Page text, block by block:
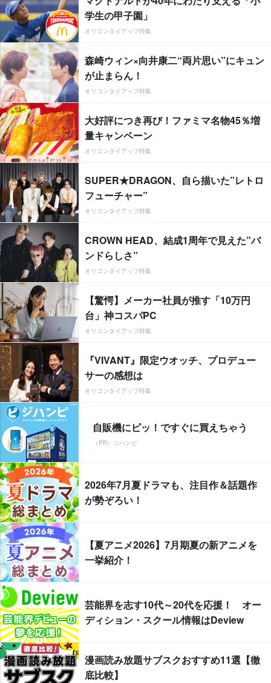
学生の甲子園」
オリコンタイアップ特集
森崎ウィン×向井康二“両片思い”にキュン
が止まらん！
オリコンタイアップ特集
大好評につき再び！ファミマ名物45％増
量キャンペーン
オリコンタイアップ特集
SUPER★DRAGON、自ら描いた”レトロ
フューチャー”
オリコンタイアップ特集
CROWN HEAD、結成1周年で見えた”バ
ンドらしさ”
オリコンタイアップ特集
【驚愕】メーカー社員が推す「10万円
台」神コスパPC
オリコンタイアップ特集
『VIVANT』限定ウオッチ、プロデュー
サーの感想は
オリコンタイアップ特集
自販機にピッ！ですぐに買えちゃう
（PR）ジハンピ
2026年7月夏ドラマも、注目作＆話題作
が勢ぞろい！
【夏アニメ2026】7月期夏の新アニメを
一挙紹介！
芸能界を志す10代～20代を応援！ オー
ディション・スクール情報はDeview
漫画読み放題サブスクおすすめ11選【徹
底比較】